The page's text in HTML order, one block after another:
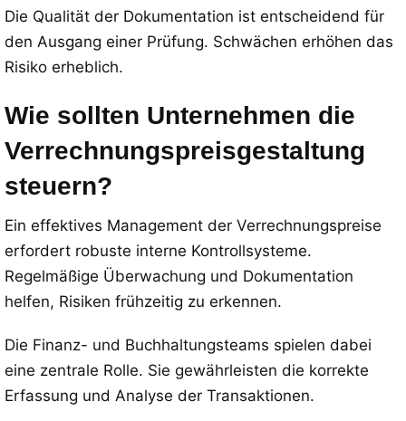
Die Qualität der Dokumentation ist entscheidend für
den Ausgang einer Prüfung. Schwächen erhöhen das
Risiko erheblich.
Wie sollten Unternehmen die
Verrechnungspreisgestaltung
steuern?
Ein effektives Management der Verrechnungspreise
erfordert robuste interne Kontrollsysteme.
Regelmäßige Überwachung und Dokumentation
helfen, Risiken frühzeitig zu erkennen.
Die Finanz- und Buchhaltungsteams spielen dabei
eine zentrale Rolle. Sie gewährleisten die korrekte
Erfassung und Analyse der Transaktionen.